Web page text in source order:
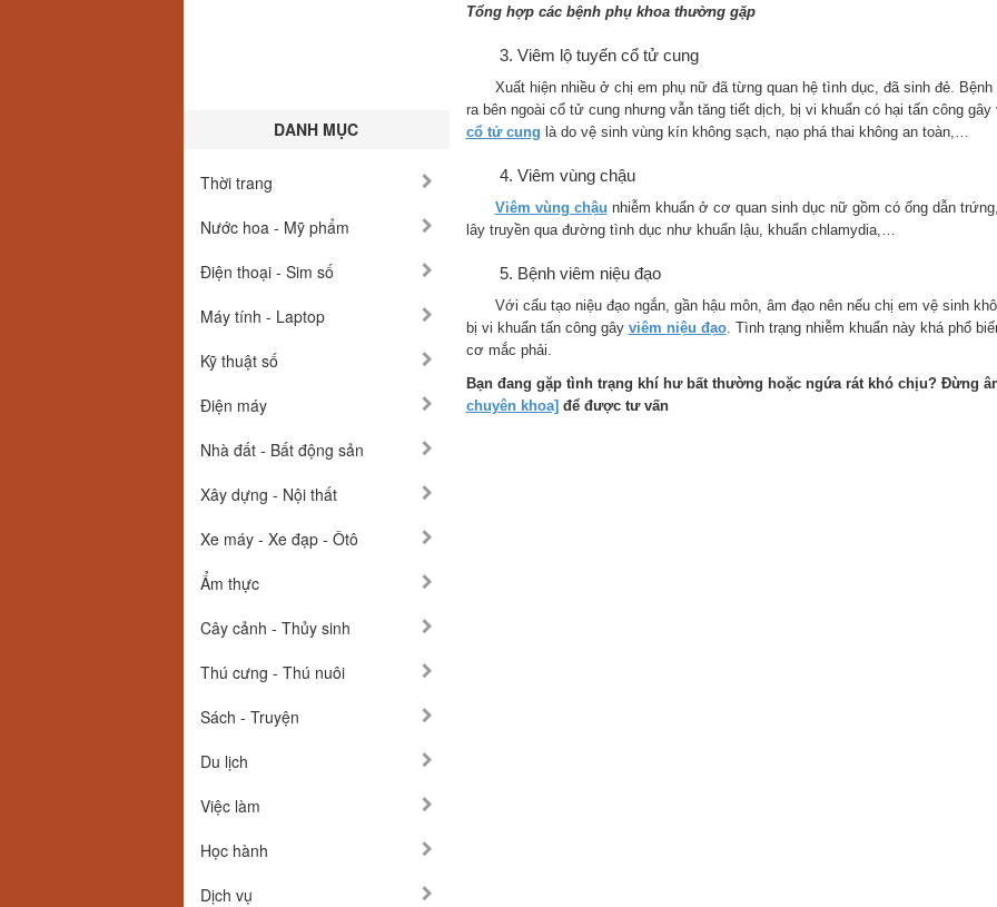
DANH MỤC
Thời trang
Nước hoa - Mỹ phẩm
Điện thoại - Sim số
Máy tính - Laptop
Kỹ thuật số
Điện máy
Nhà đất - Bất động sản
Xây dựng - Nội thất
Xe máy - Xe đạp - Ôtô
Ẩm thực
Cây cảnh - Thủy sinh
Thú cưng - Thú nuôi
Sách - Truyện
Du lịch
Việc làm
Học hành
Dịch vụ
Tổng hợp các bệnh phụ khoa thường gặp
3. Viêm lộ tuyến cổ tử cung
Xuất hiện nhiều ở chị em phụ nữ đã từng quan hệ tình dục, đã sinh đẻ. Bệnh
ra bên ngoài cổ tử cung nhưng vẫn tăng tiết dịch, bị vi khuẩn có hại tấn công
cổ tử cung là do vệ sinh vùng kín không sạch, nạo phá thai không an toàn,…
4. Viêm vùng chậu
Viêm vùng chậu nhiễm khuẩn ở cơ quan sinh dục nữ gồm có ống dẫn
lây truyền qua đường tình dục như khuẩn lậu, khuẩn chlamydia,…
5. Bệnh viêm niệu đạo
Với cấu tạo niệu đạo ngắn, gần hậu môn, âm đạo nên nếu chị em vệ sinh
bị vi khuẩn tấn công gây viêm niệu đạo. Tình trạng nhiễm khuẩn này khá phổ
cơ mắc phải.
Bạn đang gặp tình trạng khí hư bất thường hoặc ngứa rát khó chịu? Đừng
chuyên khoa] để được tư vấn